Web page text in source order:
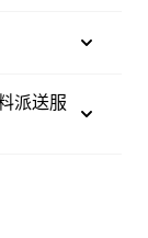
派送服